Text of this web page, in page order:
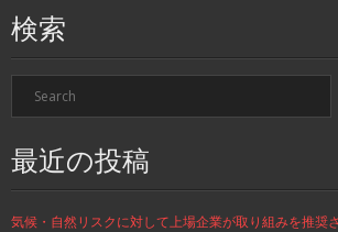
検索
最近の投稿
気候・自然リスクに対して上場企業が取り組みを推奨